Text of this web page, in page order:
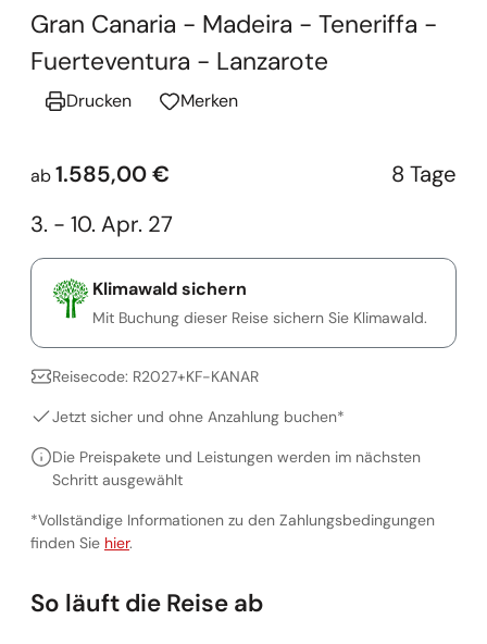
Gran Canaria - Madeira - Teneriffa -
Fuerteventura - Lanzarote
Drucken Merken
So läuft die Reise ab
ab1.585,00 €
8 Tage
3. - 10. Apr. 27
Klimawald sichern
Mit Buchung dieser Reise sichern Sie Klimawald.
Reisecode: R2027+KF-KANAR
Jetzt sicher und ohne Anzahlung buchen*
Die Preispakete und Leistungen werden im nächsten
Schritt ausgewählt
*Vollständige Informationen zu den Zahlungsbedingungen
finden Sie Vollständige Informationen zu den
hier.